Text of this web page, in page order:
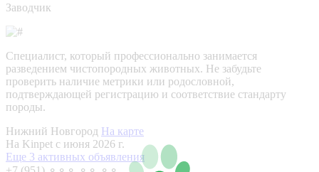
Заводчик
Специалист, который профессионально занимается
разведением чистопородных животных. Не забудьте
проверить наличие метрики или родословной,
подтверждающей регистрацию и соответствие стандарту
породы.
Нижний Новгород На карте
На Kinpet c июня 2026 г.
Еще 3 активных объявления